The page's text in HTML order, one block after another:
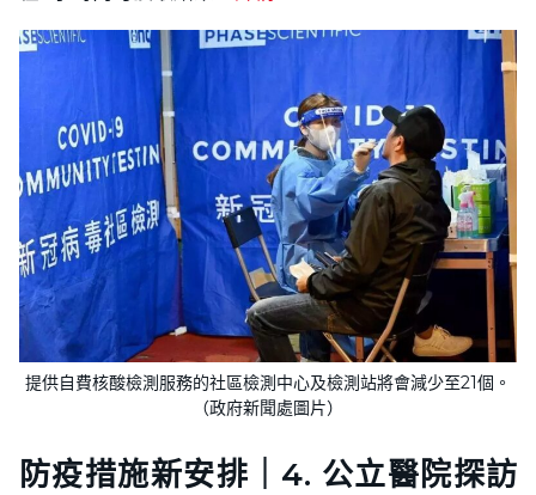
提供自費核酸檢測服務的社區檢測中心及檢測站將會減少至21個。
（政府新聞處圖片）
防疫措施新安排｜4. 公立醫院探訪